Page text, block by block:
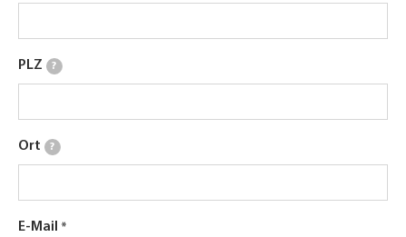
PLZ ?
Ort ?
E-Mail